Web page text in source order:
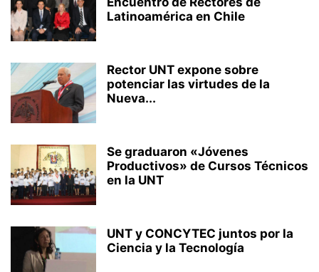
Latinoamérica en Chile
Rector UNT expone sobre
potenciar las virtudes de la
Nueva...
Se graduaron «Jóvenes
Productivos» de Cursos Técnicos
en la UNT
UNT y CONCYTEC juntos por la
Ciencia y la Tecnología